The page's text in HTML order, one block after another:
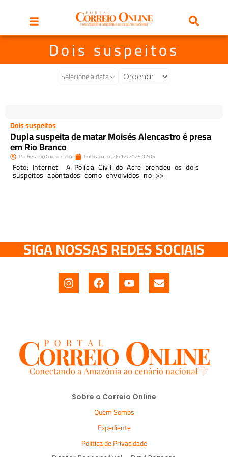
Dois suspeitos
Selecione a data
Dois suspeitos
Dupla suspeita de matar Moisés Alencastro é presa
em Rio Branco
PorRedação Correio Online Publicado em26/12/202502:05
Foto: Internet A Polícia Civil do Acre prendeu os dois
suspeitos apontados como envolvidos no >>
SIGA NOSSAS REDES SOCIAIS
Sobre o Correio Online
Quem Somos
Expediente
Política de Privacidade